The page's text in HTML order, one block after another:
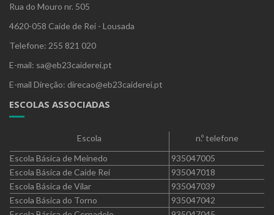
Rua do Mouro nr. 505
4620-058 Caíde de Rei - Lousada
Telefone: 255 821 020
E-mail: sa@eb23caiderei.pt
E-mail Direção: direcao@eb23caiderei.pt
ESCOLAS ASSOCIADAS
Escola
n.º telefone
Escola Básica de Meinedo
935047005
Escola Básica de Caíde Rei
935047018
Escola Básica de Vilar
935047039
Escola Básica do Torno
935047042